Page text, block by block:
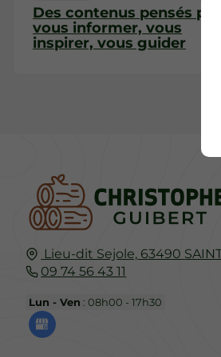
Des contenus pensés
vous informer, vous
inspirer, vous guider
Lieu-dit Sejole, 63490
09 74 56 43 11
Lun - Ven : 08h00 - 17h30